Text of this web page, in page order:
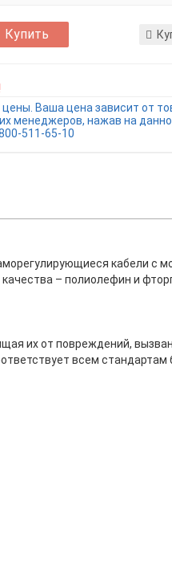
Купить
Ваша цена зависит от
менеджеров, нажав на
511-65-10
кабели с
– полиолефин и
их от повреждений,
всем стандартам